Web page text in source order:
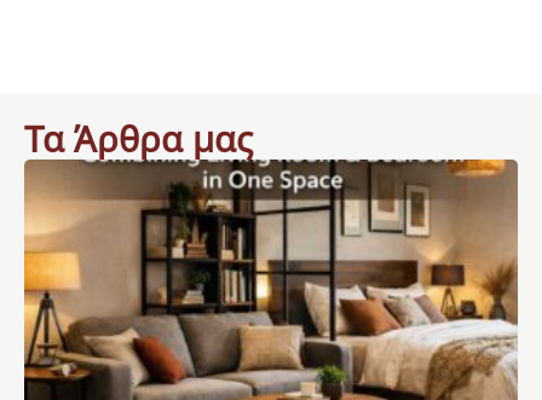
Τα Άρθρα μας